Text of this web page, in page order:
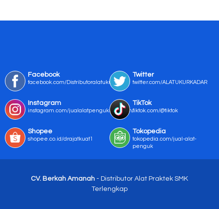
Facebook
facebook.com/Distributoralatukur
Twitter
twitter.com/ALATUKURKADAR
Instagram
instagram.com/jualalatpengukurmurah/
TikTok
tiktok.com/@tiktok
Shopee
shopee.co.id/drajatkuat1
Tokopedia
tokopedia.com/jual-alat-
penguk
CV. Berkah Amanah - Distributor Alat Praktek SMK
Terlengkap